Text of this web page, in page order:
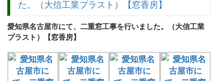
た。（大信工業プラスト）【窓香房】
愛知県名古屋市にて、二重窓工事を行いました。（大信工業
プラスト）【窓香房】